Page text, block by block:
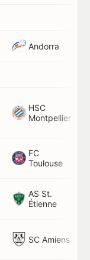
Andorra
HSC
Montpellier
FC
Toulouse
AS St.
Étienne
SC Amiens